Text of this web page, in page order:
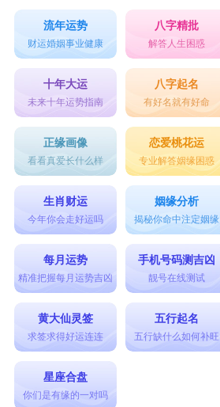
流年运势
财运婚姻事业健康
八字精批
解答人生困惑
十年大运
未来十年运势指南
八字起名
有好名就有好命
正缘画像
看看真爱长什么样
恋爱桃花运
专业解答姻缘困惑
生肖财运
今年你会走好运吗
姻缘分析
揭秘你命中注定姻缘
每月运势
精准把握每月运势吉凶
手机号码测吉凶
靓号在线测试
黄大仙灵签
求签求得好运连连
五行起名
五行缺什么如何补旺
星座合盘
你们是有缘的一对吗